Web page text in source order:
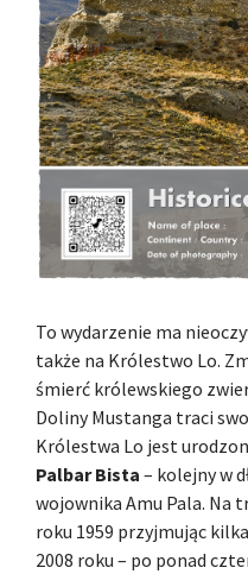
To wydarzenie ma
także na Królestwo Lo.
śmierć królewskiego
Doliny Mustanga traci
Królestwa Lo jest
Palbar Bista – kolejny w
wojownika Amu Pala. Na
roku 1959 przyjmując
2008 roku – po ponad